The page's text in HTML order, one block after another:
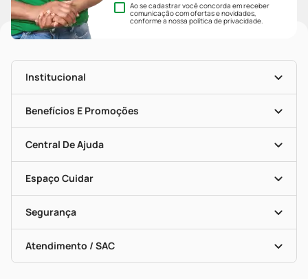
Ao se cadastrar você concorda em receber
comunicação com ofertas e novidades,
conforme a nossapolítica de privacidade.
Institucional
Nossas Lojas
Mapa De Categorias
Blog Da PP
Seja Uma Loja Parceira
Benefícios E Promoções
Convênios
Programa Popular Do Brasil
Encarte De Ofertas
Dermaclub
Descontos De Laboratório (PBM)
Cupons E Ofertas
Central De Ajuda
Recompra Programada
Compras Com Receita
Alomed (tele-Entrega)
Formas De Pagamento
Troca E Devolução
Bulas De A A Z
Políticas De Marketplace
Espaço Cuidar
Serviços Farmacêuticos
Testes Rápidos
Autoteste Covid-19
Segurança
Portal Da Privacidade
Atendimento / SAC